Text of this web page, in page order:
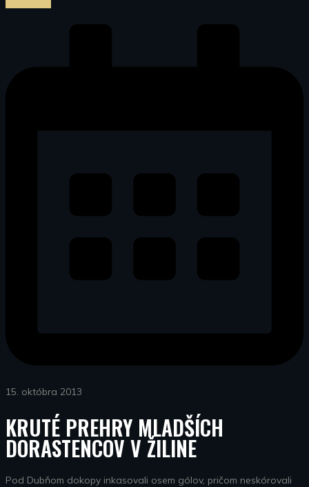
15. októbra 2013
KRUTÉ PREHRY MLADŠÍCH
DORASTENCOV V ŽILINE
Pod Dubňom dokopy inkasovali osem gólov, pričom neskórovali